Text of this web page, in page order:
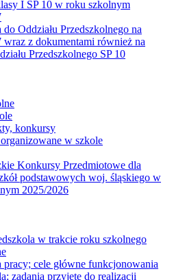
I SP 10 w roku szkolnym
do Oddziału Przedszkolnego na
wraz z dokumentami również na
Przedszkolnego SP 10
konkursy
w szkole
Konkursy Przedmiotowe dla
podstawowych woj. śląskiego w
2025/2026
w trakcie roku szkolnego
pracy; cele główne funkcjonowania
zadania przyjęte do realizacji